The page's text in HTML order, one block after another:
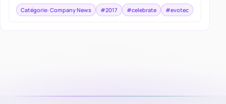
Catégorie: Company News #2017 #celebrate #evotec